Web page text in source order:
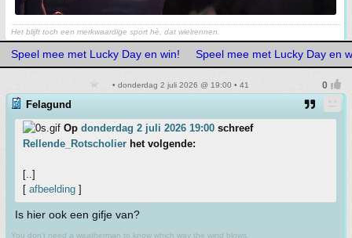
Het blijft toch een merkwaardige sport hè, dat wielrennen.
Speel mee met Lucky Day en win! Speel mee met Lucky Day en
• donderdag 2 juli 2026 @ 19:00 • 41
Felagund
Op donderdag 2 juli 2026 19:00 schreef
Rellende_Rotscholier het volgende:
[..]
[ afbeelding ]
Is hier ook een gifje van?
You don't need a weatherman to know which way the wind blows.